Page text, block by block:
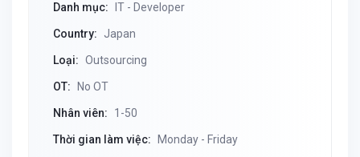
Danh mục: IT - Developer
Country: Japan
Loại: Outsourcing
OT: No OT
Nhân viên: 1-50
Thời gian làm việc: Monday - Friday